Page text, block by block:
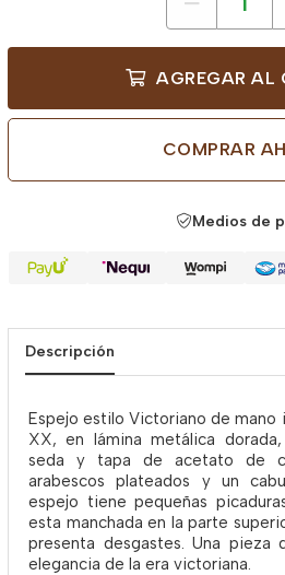
AGREGAR AL
COMPRAR
Medios de
Descripción
Espejo estilo Victoriano de mano
XX, en lámina metálica
seda y tapa de acetato de
arabescos plateados y un
espejo tiene pequeñas
esta manchada en la parte
presenta desgastes. Una pieza
elegancia de la era victoriana.